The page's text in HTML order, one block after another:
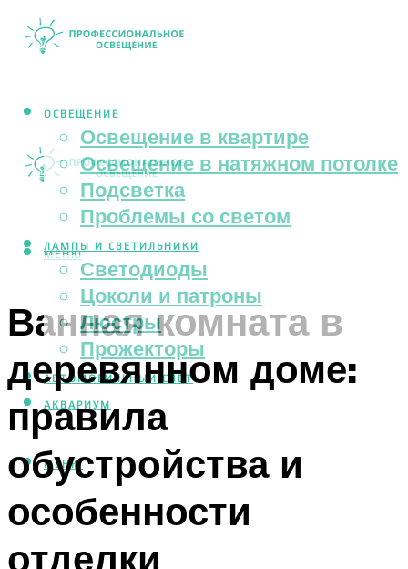
ОСВЕЩЕНИЕ
Освещение в квартире
Освещение в натяжном потолке
Подсветка
Проблемы со светом
ЛАМПЫ И СВЕТИЛЬНИКИ
Светодиоды
Цоколи и патроны
Люстры
Прожекторы
АВТОМОБИЛЬНЫЙ СВЕТ
АКВАРИУМ
МЕНЮ
МЕНЮ
Ванная комната в
деревянном доме:
правила
обустройства и
особенности
отделки